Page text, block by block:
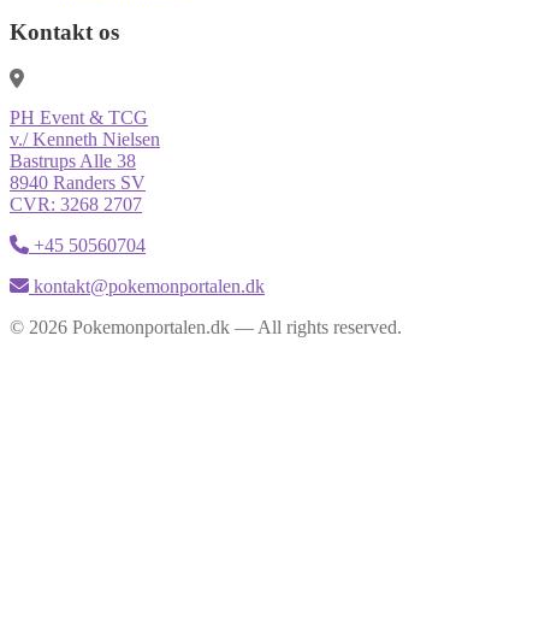
Kontakt os
PH Event & TCG
v./ Kenneth Nielsen
Bastrups Alle 38
8940 Randers SV
CVR: 3268 2707
+45 50560704
kontakt@pokemonportalen.dk
© 2026 Pokemonportalen.dk — All rights reserved.